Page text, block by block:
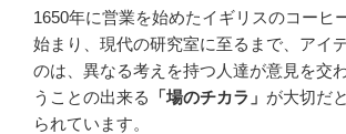
1650年に営業を始めたイギリスのコーヒ
始まり、現代の研究室に至るまで、アイ
のは、異なる考えを持つ人達が意見を交
うことの出来る
「場のチカラ」 が大切だ
られています。